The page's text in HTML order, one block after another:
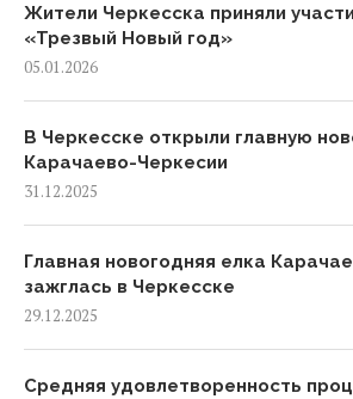
Жители Черкесска приняли
«Трезвый Новый год»
05.01.2026
В Черкесске открыли главную
Карачаево-Черкесии
31.12.2025
Главная новогодняя елка
зажглась в Черкесске
29.12.2025
Средняя удовлетворенность